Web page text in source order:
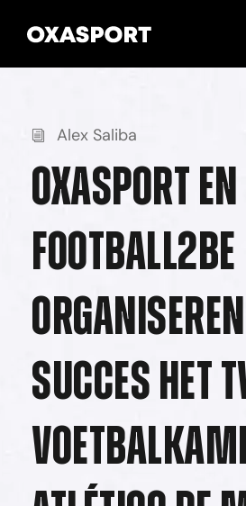
Alex Saliba
Oxasport en
Football2Be
succes het